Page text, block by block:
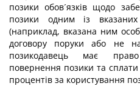
позики обов´язків щодо
позики одним із
(наприклад, вказана ним
договору поруки або не
позикодавець має
повернення позики та
процентів за користування